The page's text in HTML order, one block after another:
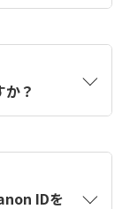
アカウントを
を使用して
ます。
？
IDを